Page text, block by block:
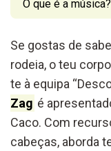
O que é a música?
Se gostas de
rodeia, o teu
te à equipa
Zag é
Caco. Com
cabeças, aborda